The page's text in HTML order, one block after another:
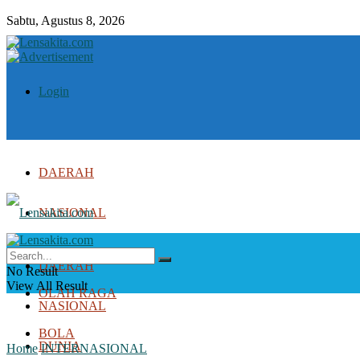
Sabtu, Agustus 8, 2026
Login
DAERAH
NASIONAL
DUNIA
OLAH RAGA
BOLA
DAERAH
NASIONAL
DUNIA
No Result
View All Result
Home INTERNASIONAL